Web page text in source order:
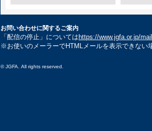
お問い合わせに関するご案内
「配信の停止」については https://www.jgfa.or.jp/
※お使いのメーラーでHTMLメールを表示できない
© JGFA. All rights reserved.